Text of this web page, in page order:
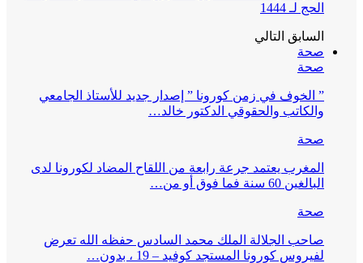
الحج لـ 1444
السابق التالي
صحة
صحة
” الخوف في زمن كورونا ” إصدار جديد للأستاذ الجامعي
والكاتب والحقوقي الدكتور خالد…
صحة
المغرب يعتمد جرعة رابعة من اللقاح المضاد لكورونا لدى
البالغين 60 سنة فما فوق أو من…
صحة
صاحب الجلالة الملك محمد السادس حفظه الله تعرض
لفيروس كورونا المستجد كوفيد – 19 ، بدون…